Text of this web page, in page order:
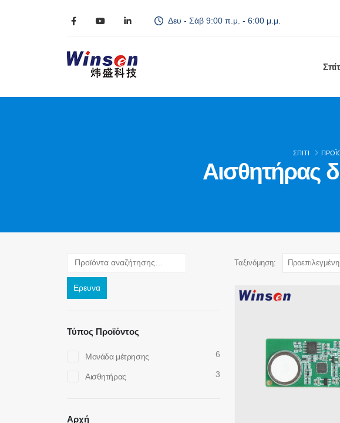
Δευ - Σάβ 9:00 π.μ. - 6:00 μ.μ.
ΣΠΊΤΙ
Αισθητήρας
Ταξινόμηση:
Ερευνα
Τύπος Προϊόντος
Μονάδα μέτρησης 6
Αισθητήρας 3
Αρχή